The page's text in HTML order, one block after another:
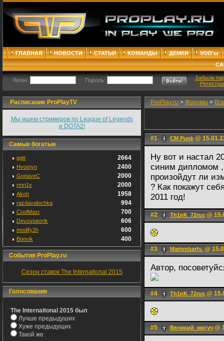
ГЛАВНАЯ НОВОСТИ СТАТЬИ КОМАНДЫ ДЕМКИ
VOD'ы
Логин: Пароль:
Забыли
Расписание ProPlayTV
Мы ищем стримеров по League of Legends
и DOTA2!
Самые богатые
ggtt 2664
Hvostyn 2400
GopaveC 2000
rmn1x 2000
Akon 1958
razdavalochka 994
CoolMast 700
Devostatortk 606
modify2h 600
Boevik 400
События ProPlay.ru
Сезон ставок The International 2015
Голосование
The Internaitonal 2015 был
Лучше предыдуших
Хуже предыдущих
Такой же
ProPlay.ru > Форумы >
#1 CM Punk @
Ну вот и настал
синим дипломом
произойдут ли
? Как покажут
2011 год!
#2 Th1nK_72rus @
#3 Marionbarfs. @
Автор,
#4 Th1nK_72rus @
#5 Великий_могуч @